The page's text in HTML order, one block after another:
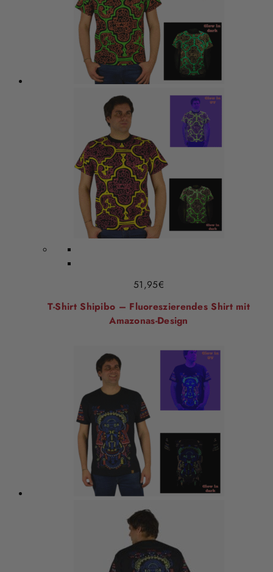
51,95€
T-Shirt Shipibo – Fluoreszierendes Shirt mit
Amazonas-Design